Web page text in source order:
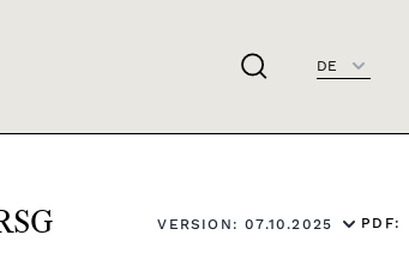
DE
VERSION: 07.10.2025 PDF: